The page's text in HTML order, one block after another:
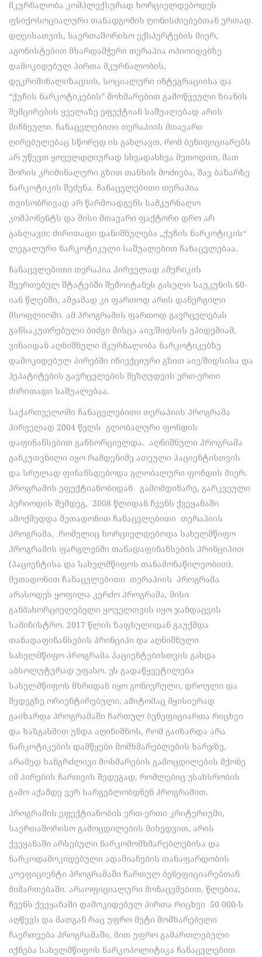
მკურნალობა კომპლექსურად ხორციელდებოდეს
ფსიქოსოციალური თანადგომის ღონისძიებებთან ერთად.
დღეისათვის, საერთაშორისო ექსპერტების მიერ,
აგონისტებით მხარდამჭერი თერაპია ოპიოიდებზე
დამოკიდებულ პირთა მკურნალობის,
დეკრიმინალიზაციის, სოციალური ინტეგრაციისა და
“ქუჩის ნარკოტიკების” მოხმარებით გამოწვეული ზიანის
შემცირების ყველაზე ეფექტიან საშუალებად არის
მიჩნეული. ჩანაცვლებითი თერაპიის მთავარი
ღირებულებაც სწორედ ის გახლავთ, რომ ბენიფიციარებს
არ უწევთ ყოველდღიურად სხვადასხვა მეთოდით, მათ
შორის კრიმინალური გზით თანხის მოძიება, შავ ბაზარზე
ნარკოტიკის შეძენა. ჩანაცვლებითი თერაპია
თვისობრივად არ წარმოადგენს სამკურნალო
კომპონენტს და მისი მთავარი ფაქტორი დრო არ
გახლავთ; ძირითადი დანიშნულება „ქუჩის ნარკოტიკის“
ლეგალური ნარკოტიკული საშუალებით ჩანაცვლებაა.
ჩანაცვლებითი თერაპია პირველად ამერიკის
შეერთებულ შტატებში შემოიტანეს გასული საუკუნის 60-
იან წლებში, ამჟამად კი ფართოდ არის დანერგილი
მსოფლიოში. ამ პროგრამის ფართოდ გავრცელებას
განსაკუთრებული ბიძგი მისცა აივ/შიდსის ეპიდემიამ,
ვინაიდან აღნიშნული მკურნალობა ნარკოტიკებზე
დამოკიდებულ პირებში ინიექციური გზით აივ/შიდსისა და
ჰეპატიტების გავრცელების შეზღუდვის ერთ-ერთი
ძირითადი საშუალებაა.
საქართველოში ჩანაცვლებითი თერაპიის პროგრამა
პირველად 2004 წელს გლობალური ფონდის
დაფინანსებით განხორციელდა. აღნიშნული პროგრამა
განკუთვნილი იყო რამდენიმე ათეული პაციენტისთვის
და სრულად ფინანსდებოდა გლობალური ფონდის მიერ.
პროგრამის ეფექტიანობიდან გამომდინარე, გარკვეული
პერიოდის შემდეგ, 2008 წლიდან ჩვენს ქვეყანაში
ამოქმედდა მეთადონით ჩანაცვლებითი თერაპიის
პროგრამა, რომელიც ხორციელდებოდა სახელმწიფო
პროგრამის ფარგლებში თანადაფინანსების პრინციპით
(პაციენტისა და სახელმწიფოს თანამონაწილეობით).
მეთადონით ჩანაცვლებითი თერაპიის პროგრამა
არასოდეს ყოფილა კერძო პროგრამა, მისი
განმახორციელებელი ყოველთვის იყო ჯანდაცვის
სამინისტრო. 2017 წლის ზაფხულიდან გაუქმდა
თანადაფინანსების პრინციპი და აღნიშნული
სახელმწიფო პროგრამა პაციენტებისთვის გახდა
აბსოლუტურად უფასო. ეს გადაწყვეტილება
სახელმწიფოს მხრიდან იყო გონივრული, დროული და
შედეგზე ორიენტირებული, ამიტომაც მყისიერად
გაიზარდა პროგრამაში ჩართულ ბენეფიციართა რიცხვი
და ხაზგასმით უნდა აღინიშნოს, რომ გაიზარდა არა
ნარკოტიკების დამწყები მომხმარებლების ხარჯზე,
არამედ ხანგრძლივი მოხმარების გამოცდილების მქონე
იმ პირების ჩართვის შედეგად, რომლებიც უსახსრობის
გამო აქამდე ვერ სარგებლობდნენ პროგრამით.
პროგრამის ეფექტიანობის ერთ-ერთი კრიტერიუმი,
საერთაშორისო გამოცდილების მიხედვით, არის
ქვეყანაში არსებული ნარკომომხმარებლებისა და
ნარკოდამოკიდებული ადამიანების თანაფარდობის
კოეფიციენტი პროგრამაში ჩართულ ბენეფიციარებთან
მიმართებაში. არაოფიციალური მონაცემებით, წლებია,
ჩვენს ქვეყანაში დამოკიდებულ პირთა რიცხვი 50 000-ს
აღწევს და მათგან რაც უფრო მეტი მომხარებელი
ჩაერთვება პროგრამაში, მით უფრო გამართლებული
იქნება სახელმწიფოს ნარკოპოლიტიკა ჩანაცვლებით